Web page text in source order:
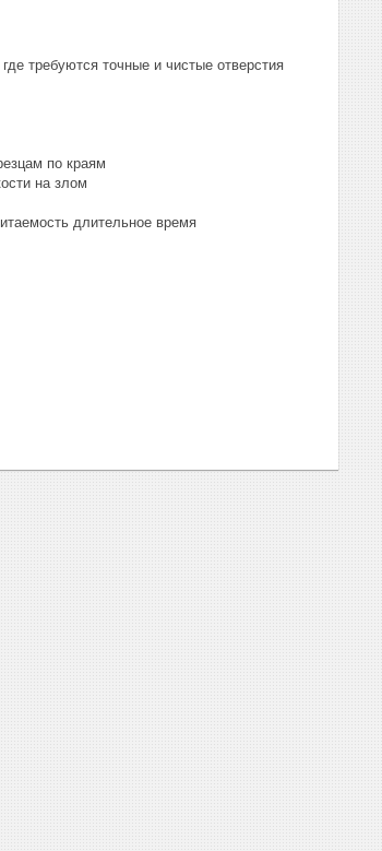
требуются точные и чистые отверстия
по краям
на злом
длительное время